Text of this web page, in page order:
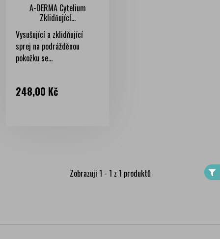
A-DERMA Cytelium
Zklidňující...
Vysušující a zklidňující
sprej na podrážděnou
pokožku se...
Cena
248,00 Kč
Zobrazuji 1 - 1 z 1 produktů